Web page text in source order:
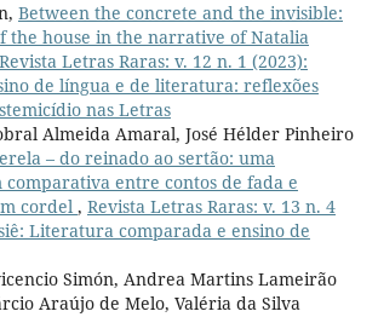
Between the concrete and the invisible:
the house in the narrative of Natalia
Revista Letras Raras: v. 12 n. 1 (2023):
de língua e de literatura: reflexões
nas Letras
Almeida Amaral, José Hélder Pinheiro
– do reinado ao sertão: uma
comparativa entre contos de fada e
cordel , Revista Letras Raras: v. 13 n. 4
Literatura comparada e ensino de
Simón, Andrea Martins Lameirão
Araújo de Melo, Valéria da Silva